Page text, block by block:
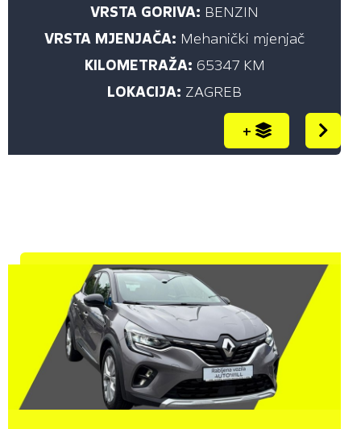
VRSTA GORIVA: BENZIN
VRSTA MJENJAČA: Mehanički mjenjač
KILOMETRAŽA: 65347 KM
LOKACIJA: ZAGREB
+